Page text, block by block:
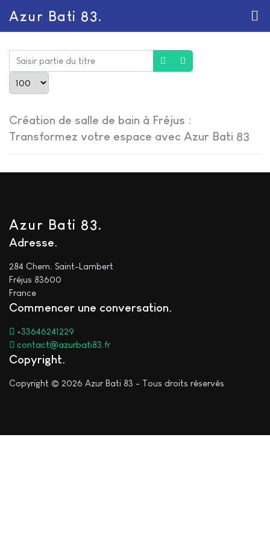
Azur Bati 83.
Saisir partie du titre
Création de salle de bain à Fréjus :
Transformez votre espace avec Azur Bati 83
Azur Bati 83.
Adresse
284 Chem. Saint-Lambert
Fréjus 83600
France
Commencer une conversation
+33646241229
contact@azurbati83.fr
Copyright
Copyright © 2026 Azur Bati 83 - Tous droits réservés